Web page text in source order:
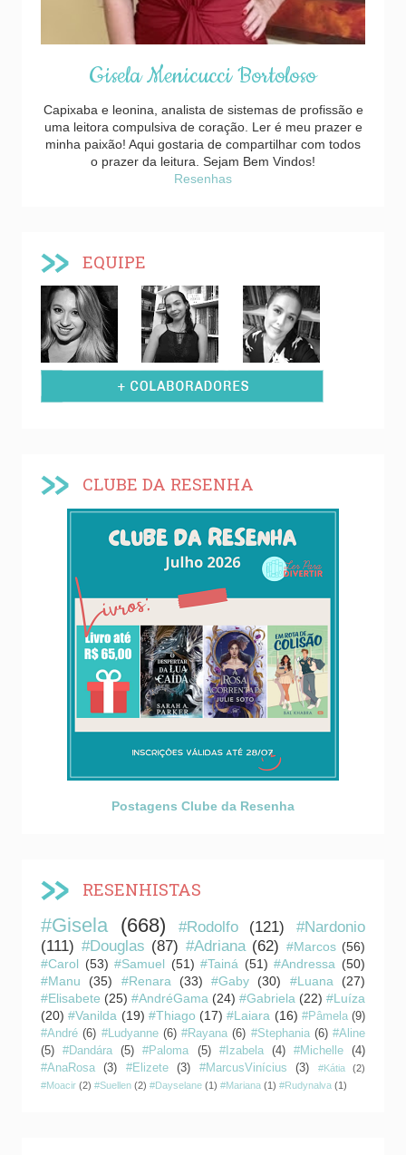
Gisela Menicucci Bortoloso
Capixaba e leonina, analista de sistemas de profissão e
uma leitora compulsiva de coração. Ler é meu prazer e
minha paixão! Aqui gostaria de compartilhar com todos
o prazer da leitura. Sejam Bem Vindos!
Resenhas
EQUIPE
CLUBE DA RESENHA
Postagens Clube da Resenha
RESENHISTAS
#Gisela (668) #Rodolfo (121)
#Nardonio
(111) #Douglas (87) #Adriana (62) #Marcos (56)
#Carol (53) #Samuel (51) #Tainá (51) #Andressa (50)
#Manu
(35) #Renara (33) #Gaby (30) #Luana
(27)
#Elisabete (25) #AndréGama (24) #Gabriela (22) #Luíza
(20) #Vanilda (19) #Thiago (17) #Laiara (16) #Pâmela (9)
#André (6) #Ludyanne (6) #Rayana (6) #Stephania (6) #Aline
(5)
#Dandára (5) #Paloma (5) #Izabela (4) #Michelle
(4)
#AnaRosa
(3) #Elizete (3) #MarcusVinícius (3) #Kátia
(2)
#Moacir (2) #Suellen (2) #Dayselane (1) #Mariana (1) #Rudynalva (1)